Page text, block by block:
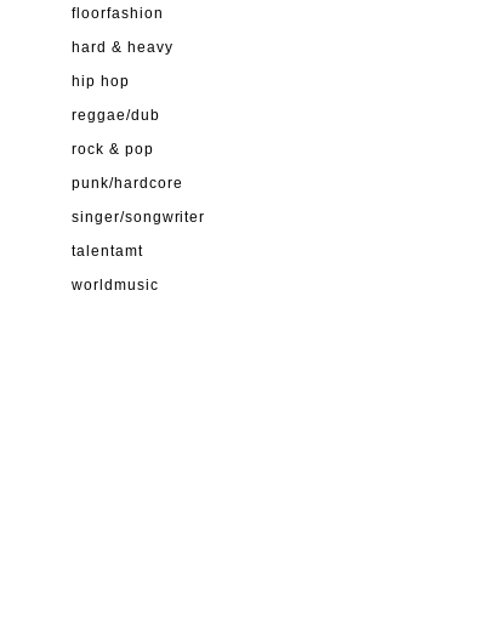
floorfashion
hard & heavy
hip hop
reggae/dub
rock & pop
punk/hardcore
singer/songwriter
talentamt
worldmusic